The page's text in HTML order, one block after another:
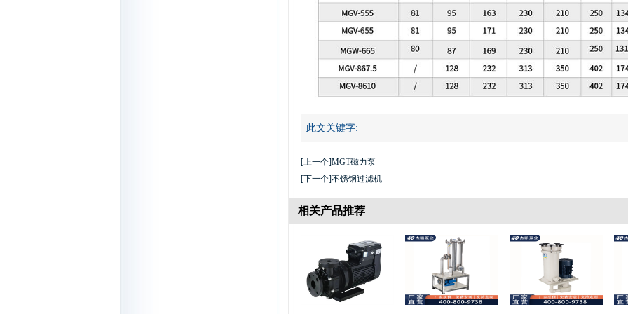
此文关键字:
[上一个]MGT磁力泵
[下一个]不锈钢过滤机
相关产品推荐